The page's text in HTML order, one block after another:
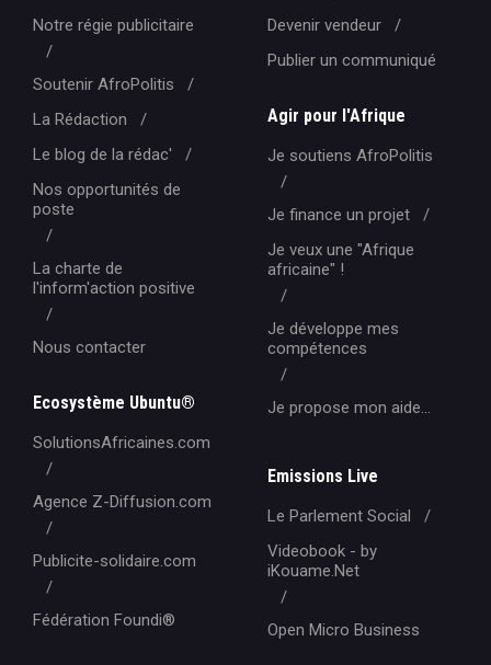
Notre régie publicitaire
Soutenir AfroPolitis
La Rédaction
Le blog de la rédac'
Nos opportunités de
poste
La charte de
l'inform'action positive
Nous contacter
Ecosystème Ubuntu®
SolutionsAfricaines.com
Agence Z-Diffusion.com
Publicite-solidaire.com
Fédération Foundi®️
Devenir vendeur
Publier un communiqué
Agir pour l'Afrique
Je soutiens AfroPolitis
Je finance un projet
Je veux une "Afrique
africaine" !
Je développe mes
compétences
Je propose mon aide...
Emissions Live
Le Parlement Social
Videobook - by
iKouame.Net
Open Micro Business